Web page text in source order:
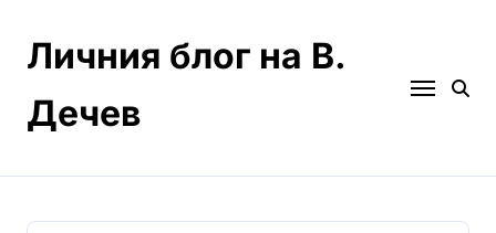
contentЛичния блог на В.
Дечев